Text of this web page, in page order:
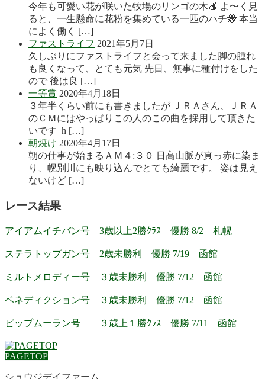
今年も可愛い花が咲いた牧場のリンゴの木🍎 よ〜く見
ると、一生懸命に花粉を集めている一匹のハチ🐝 本当
によく働く […]
ファストライフ 2021年5月7日
久しぶりにファストライフと会って来ました脚の腫れ
も良くなって、とても元気 先日、無事に種付けをした
ので 後は良 […]
一等賞 2020年4月18日
３年半くらい前にも書きましたが ＪＲＡさん、ＪＲＡ
のＣＭにはやっぱりこの人のこの曲を採用して頂きた
いです h […]
朝焼け 2020年4月17日
朝の仕事が始まるＡＭ４:３０ 日高山脈が真っ赤に染ま
り、幌別川にも映り込んでとても綺麗です。 姿は見え
ないけど […]
レース結果
アイアムイチバン号 3歳以上2勝ｸﾗｽ 優勝 8/2 札幌
ステラトップガン号 2歳未勝利 優勝 7/19 函館
ミルトメロディー号 ３歳未勝利 優勝 7/12 函館
ベネディクション号 ３歳未勝利 優勝 7/12 函館
ビップムーラン号 ３歳上１勝ｸﾗｽ 優勝 7/11 函館
PAGETOP
シュウジデイファーム